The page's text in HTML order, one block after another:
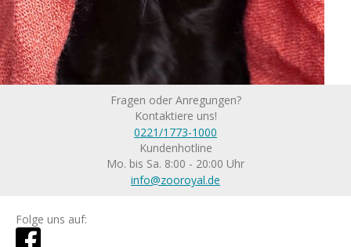
Fragen oder Anregungen?
Kontaktiere uns!
0221/1773-1000
Kundenhotline
Mo. bis Sa. 8:00 - 20:00 Uhr
info@zooroyal.de
Folge uns auf: